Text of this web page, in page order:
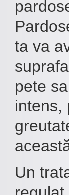
ta va
pete
intens,
Un